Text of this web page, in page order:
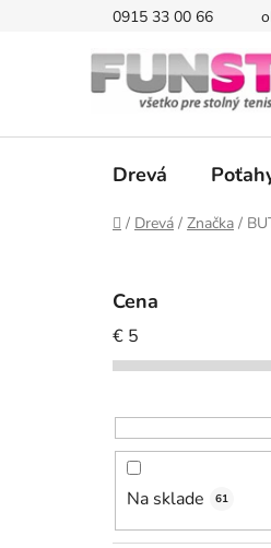
0915 33 00 66
Drevá
Domov
/ Drevá / Značka /
Cena
€ 5
Na sklade 61